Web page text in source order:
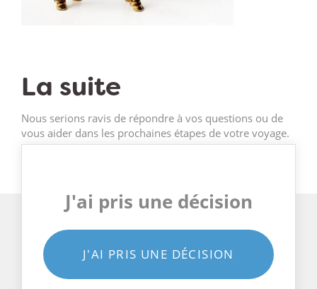
La suite
Nous serions ravis de répondre à vos questions ou de
vous aider dans les prochaines étapes de votre voyage.
J'ai pris une décision
J'AI PRIS UNE DÉCISION